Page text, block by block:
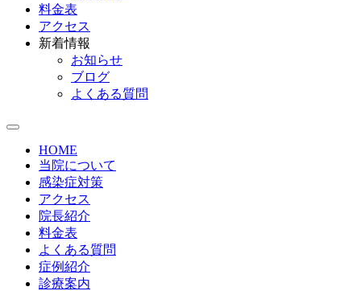
料金表
アクセス
新着情報
お知らせ
ブログ
よくある質問
HOME
当院について
感染症対策
アクセス
院長紹介
料金表
よくある質問
症例紹介
診療案内